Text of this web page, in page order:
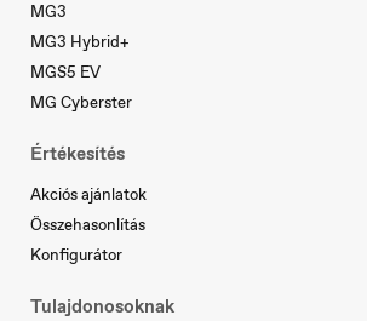
Slovenia
MG3
MG3 Hybrid+
MGS5 EV
MG Cyberster
Értékesítés
Akciós ajánlatok
Összehasonlítás
Konfigurátor
Tulajdonosoknak